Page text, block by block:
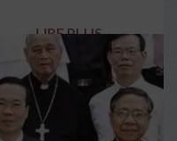
LIRE PLUS →